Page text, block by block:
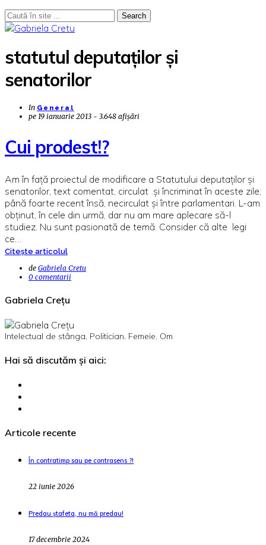
Search
statutul deputaților și
senatorilor
In General
pe 19 ianuarie 2013 - 3.648 afișări
Cui prodest!?
Am în față proiectul de modificare a Statutului deputaților și
senatorilor, text comentat, circulat și încriminat în aceste zile;
până foarte recent însă, necirculat și între parlamentari. L-am
obținut, în cele din urmă, dar nu am mare aplecare să-l
studiez. Nu sunt pasionată de temă. Consider că alte legi
ce…
Citește articolul
de Gabriela Cretu
0 comentarii
Gabriela Crețu
Intelectual de stânga. Politician. Femeie. Om
Hai să discutăm și aici:
Articole recente
În contratimp sau pe contrasens ?!
22 iunie 2026
Predau ștafeta, nu mă predau!
17 decembrie 2024